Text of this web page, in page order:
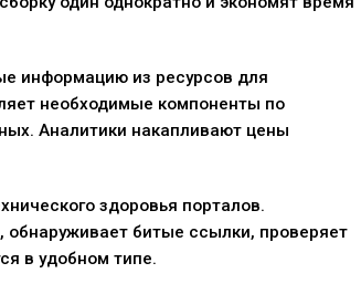
информацию из ресурсов для
необходимые компоненты по
Аналитики накапливают цены
здоровья порталов.
битые ссылки, проверяет
в удобном типе.